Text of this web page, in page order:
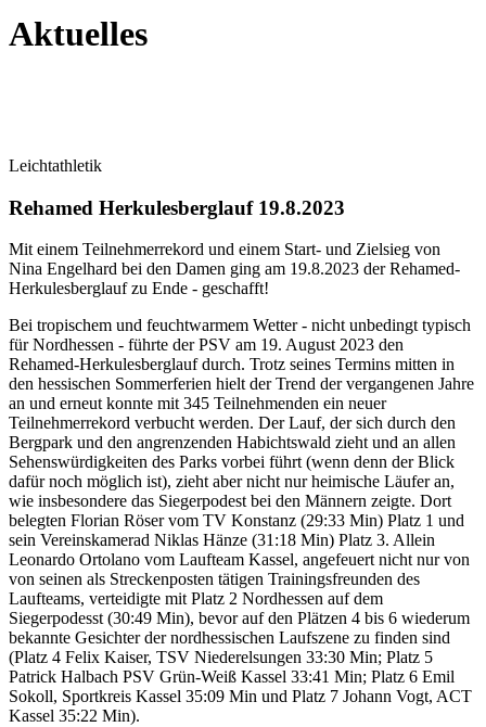
Aktuelles
Leichtathletik
Rehamed Herkulesberglauf 19.8.2023
Mit einem Teilnehmerrekord und einem Start- und Zielsieg von
Nina Engelhard bei den Damen ging am 19.8.2023 der Rehamed-
Herkulesberglauf zu Ende - geschafft!
Bei tropischem und feuchtwarmem Wetter - nicht unbedingt typisch
für Nordhessen - führte der PSV am 19. August 2023 den
Rehamed-Herkulesberglauf durch. Trotz seines Termins mitten in
den hessischen Sommerferien hielt der Trend der vergangenen Jahre
an und erneut konnte mit 345 Teilnehmenden ein neuer
Teilnehmerrekord verbucht werden. Der Lauf, der sich durch den
Bergpark und den angrenzenden Habichtswald zieht und an allen
Sehenswürdigkeiten des Parks vorbei führt (wenn denn der Blick
dafür noch möglich ist), zieht aber nicht nur heimische Läufer an,
wie insbesondere das Siegerpodest bei den Männern zeigte. Dort
belegten Florian Röser vom TV Konstanz (29:33 Min) Platz 1 und
sein Vereinskamerad Niklas Hänze (31:18 Min) Platz 3. Allein
Leonardo Ortolano vom Laufteam Kassel, angefeuert nicht nur von
von seinen als Streckenposten tätigen Trainingsfreunden des
Laufteams, verteidigte mit Platz 2 Nordhessen auf dem
Siegerpodesst (30:49 Min), bevor auf den Plätzen 4 bis 6 wiederum
bekannte Gesichter der nordhessischen Laufszene zu finden sind
(Platz 4 Felix Kaiser, TSV Niederelsungen 33:30 Min; Platz 5
Patrick Halbach PSV Grün-Weiß Kassel 33:41 Min; Platz 6 Emil
Sokoll, Sportkreis Kassel 35:09 Min und Platz 7 Johann Vogt, ACT
Kassel 35:22 Min).